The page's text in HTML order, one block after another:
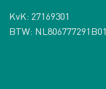
KvK: 27169301
BTW: NL806777291B01